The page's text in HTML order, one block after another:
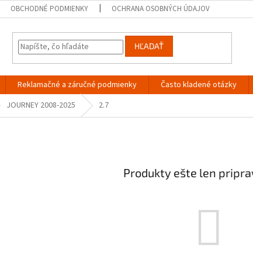
OBCHODNÉ PODMIENKY OCHRANA OSOBNÝCH ÚDAJOV
HĽADAŤ
Reklamačné a záručné podmienky Často kladené otázky
JOURNEY 2008-2025 2.7
Produkty ešte len